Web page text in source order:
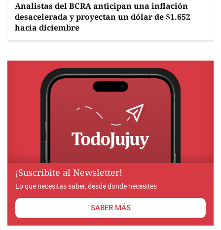
Analistas del BCRA anticipan una inflación
desacelerada y proyectan un dólar de $1.652
hacia diciembre
¡Suscribite al Newsletter!
Lo que necesitas saber, desde donde necesites
SABER MÁS